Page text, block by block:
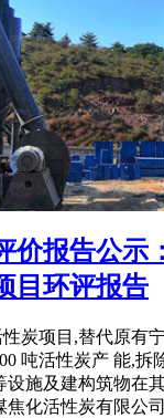
价报告公示
目环评报告
性炭项目,替代原有
吨活性炭产 能,拆
设施及建构筑物在
焦化活性炭有限公